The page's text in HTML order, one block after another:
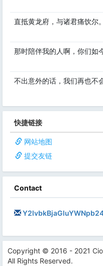
直抵黄龙府，与诸君痛饮尔。
那时陪伴我的人啊，你们如
不出意外的话，我们再也不
快捷链接
网站地图
提交友链
Contact
Copyright © 2016 - 2021
All Rights Reserved.